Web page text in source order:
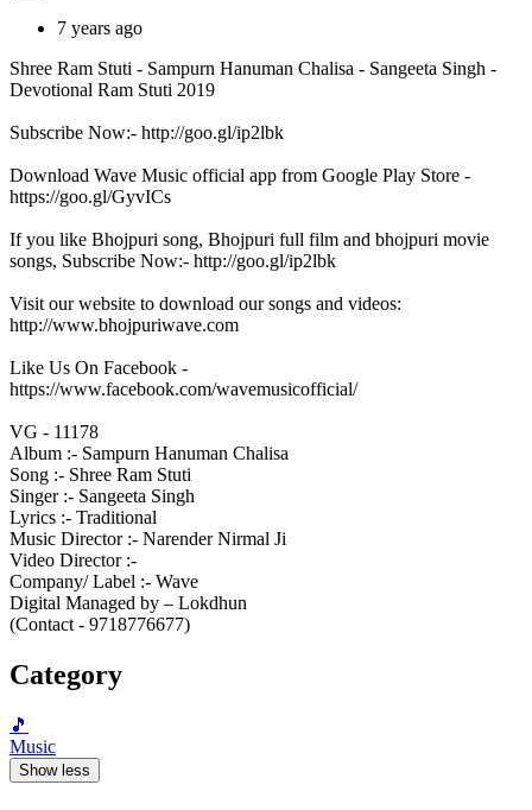
7 years ago
Shree Ram Stuti - Sampurn Hanuman Chalisa - Sangeeta Singh -
Devotional Ram Stuti 2019
Subscribe Now:- http://goo.gl/ip2lbk
Download Wave Music official app from Google Play Store -
https://goo.gl/GyvICs
If you like Bhojpuri song, Bhojpuri full film and bhojpuri movie
songs, Subscribe Now:- http://goo.gl/ip2lbk
Visit our website to download our songs and videos:
http://www.bhojpuriwave.com
Like Us On Facebook -
https://www.facebook.com/wavemusicofficial/
VG - 11178
Album :- Sampurn Hanuman Chalisa
Song :- Shree Ram Stuti
Singer :- Sangeeta Singh
Lyrics :- Traditional
Music Director :- Narender Nirmal Ji
Video Director :-
Company/ Label :- Wave
Digital Managed by – Lokdhun
(Contact - 9718776677)
Category
🎵
Music
Show less